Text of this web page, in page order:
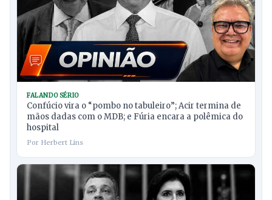
FALANDO SÉRIO
Confúcio vira o “pombo no tabuleiro”; Acir termina de
mãos dadas com o MDB; e Fúria encara a polêmica do
hospital
Por Herbert Lins